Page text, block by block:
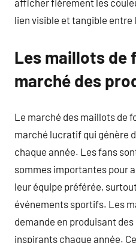
afficher fièrement les
lien visible et tangible entre
Les maillots de
marché des
Le marché des maillots de
marché lucratif qui génère
chaque année. Les fans
sommes importantes pour
leur équipe préférée,
événements sportifs. Les
demande en produisant
inspirants chaque année.